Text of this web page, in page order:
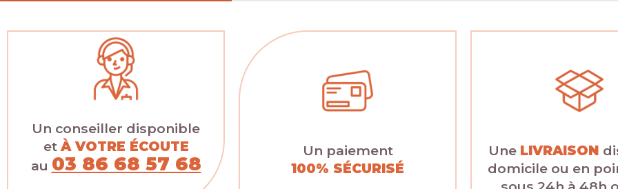
Un conseiller disponible
etÀ VOTRE ÉCOUTE
au 03 86 68 57 68
Un paiement
100% SÉCURISÉ
Une LIVRAISON
domicile ou en